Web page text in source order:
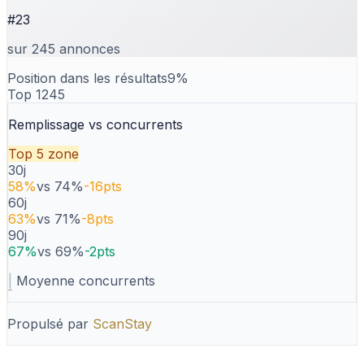
#23
sur 245 annonces
Position dans les résultats9%
Top 1245
Remplissage vs concurrents
Top 5 zone
30j
58%vs 74%-16pts
60j
63%vs 71%-8pts
90j
67%vs 69%-2pts
Moyenne concurrents
Propulsé par ScanStay